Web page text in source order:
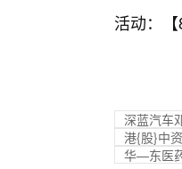
活动：【
深蓝汽车
港{股}中
华—东医